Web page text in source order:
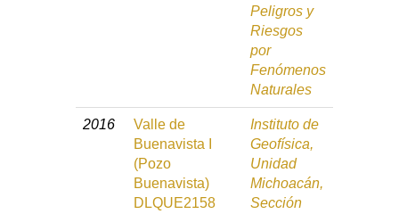
Peligros y
Riesgos
por
Fenómenos
Naturales
2016
Valle de
Buenavista I
(Pozo
Buenavista)
DLQUE2158
Instituto de
Geofísica,
Unidad
Michoacán,
Sección